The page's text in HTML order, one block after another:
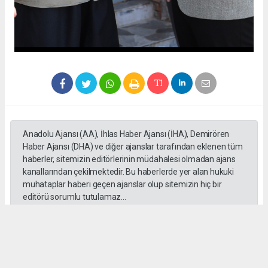
Anadolu Ajansı (AA), İhlas Haber Ajansı (İHA), Demirören
Haber Ajansı (DHA) ve diğer ajanslar tarafından eklenen tüm
haberler, sitemizin editörlerinin müdahalesi olmadan ajans
kanallarından çekilmektedir. Bu haberlerde yer alan hukuki
muhataplar haberi geçen ajanslar olup sitemizin hiç bir
editörü sorumlu tutulamaz...